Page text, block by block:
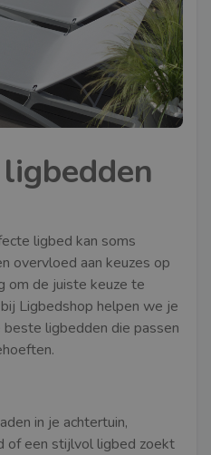
ligbed kan soms
overvloed aan keuzes op
om de juiste keuze te
Ligbedshop helpen we je
ligbedden die passen
in je achtertuin,
of een stijlvol ligbed zoekt